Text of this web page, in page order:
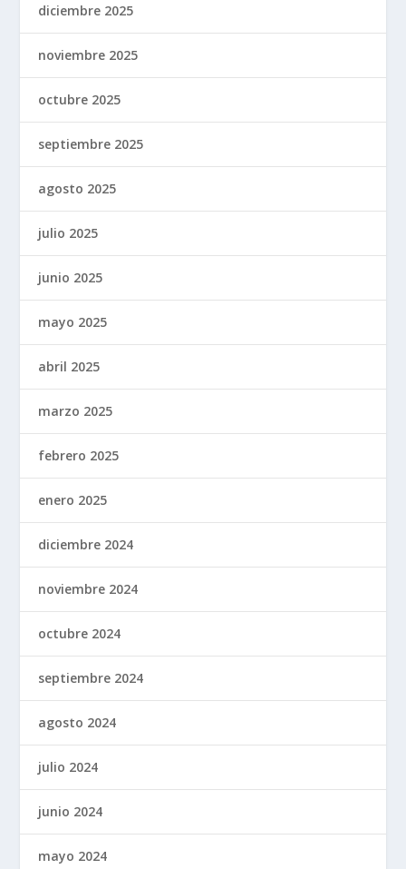
diciembre 2025
noviembre 2025
octubre 2025
septiembre 2025
agosto 2025
julio 2025
junio 2025
mayo 2025
abril 2025
marzo 2025
febrero 2025
enero 2025
diciembre 2024
noviembre 2024
octubre 2024
septiembre 2024
agosto 2024
julio 2024
junio 2024
mayo 2024